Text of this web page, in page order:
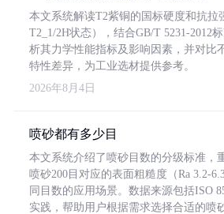
本文系统解读T2紫铜的国标硬度和抗拉
T2_1/2H状态），结合GB/T 5231-2012
析其力学性能指标及影响因素，并对比
特性差异，为工业选材提供参考。
2026年8月4日
喷砂都有多少目
本文系统介绍了喷砂目数的分级标准，
喷砂200目对应的表面粗糙度（Ra 3.2-
同目数的应用场景。数据来源包括ISO
实践，帮助用户根据需求选择合适的喷